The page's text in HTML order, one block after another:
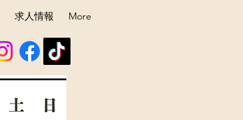
求人情報 More